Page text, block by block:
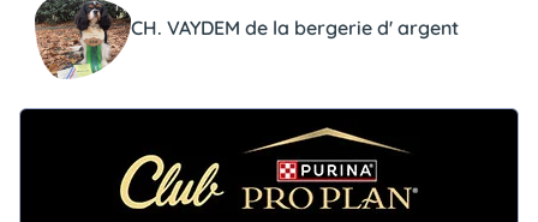
CH. VAYDEM de la bergerie d' argent